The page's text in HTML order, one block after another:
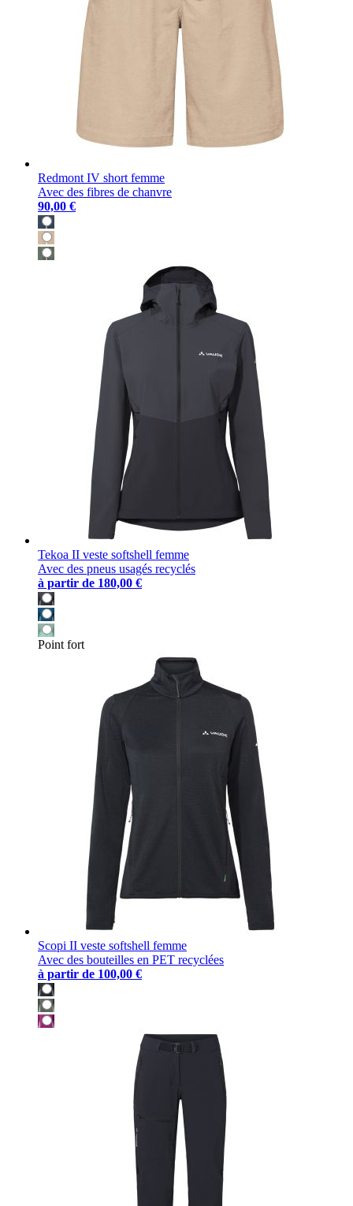
Redmont IV short femme
Avec des fibres de chanvre
90,00 €
Tekoa II veste softshell femme
Avec des pneus usagés recyclés
à partir de 180,00 €
Point fort
Scopi II veste softshell femme
Avec des bouteilles en PET recyclées
à partir de 100,00 €